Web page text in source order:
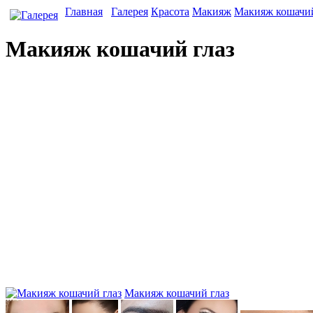
Главная Галерея Красота Макияж Макияж
Макияж кошачий глаз
Макияж кошачий глаз